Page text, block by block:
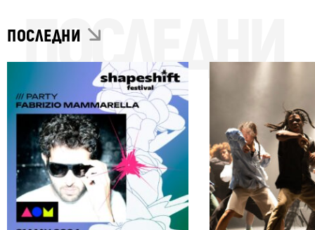
ПОСЛЕДНИ
ПОСЛЕДНИ